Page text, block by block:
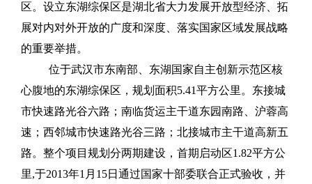
区。设立东湖综保区是湖北省大力发展开放型经济、拓
展对内对外开放的广度和深度、落实国家区域发展战略
的重要举措。
位于武汉市东南部、东湖国家自主创新示范区核
心腹地的东湖综保区，规划面积5.41平方公里。东接城
市快速路光谷六路；南临货运主干道东园南路、沪蓉高
速；西邻城市快速路光谷三路；北接城市主干道高新五
路。整个项目规划分两期建设，首期启动区1.82平方公
里,于2013年1月15日通过国家十部委联合正式验收，并